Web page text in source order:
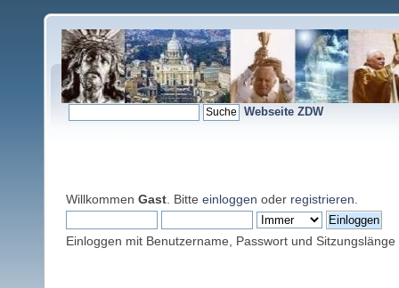
Webseite ZDW
Willkommen Gast . Bitte einloggen oder registrieren
Einloggen mit Benutzername, Passwort und Sitzungslänge